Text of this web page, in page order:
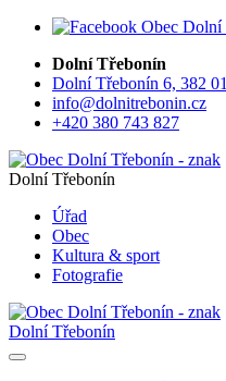
Dolní Třebonín
Dolní Třebonín 6, 382 01
info@dolnitrebonin.cz
+420 380 743 827
Dolní Třebonín
Úřad
Obec
Kultura & sport
Fotografie
Dolní Třebonín